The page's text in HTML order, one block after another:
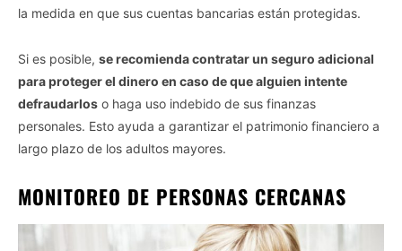
la medida en que sus cuentas bancarias están protegidas.
Si es posible, se recomienda contratar un seguro adicional
para proteger el dinero en caso de que alguien intente
defraudarlos o haga uso indebido de sus finanzas
personales. Esto ayuda a garantizar el patrimonio financiero a
largo plazo de los adultos mayores.
MONITOREO DE PERSONAS CERCANAS